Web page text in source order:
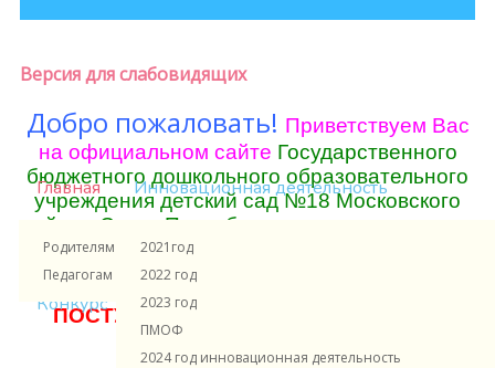
Версия для слабовидящих
Главная
Родителям и ученикам
Педагогам и сотрудникам
Инновационная деятельность
2021год
2022 год
2023 год
ПМОФ
2024 год инновационная деятельность
Конкурс
Добро пожаловать! Приветствуем Вас
на официальном сайте Государственного
бюджетного дошкольного образовательного
учреждения детский сад №18 Московского
района Санкт-Петербурга
ПОСТУПЛЕНИЕ В ПЕРВЫЙ КЛАСС нажми